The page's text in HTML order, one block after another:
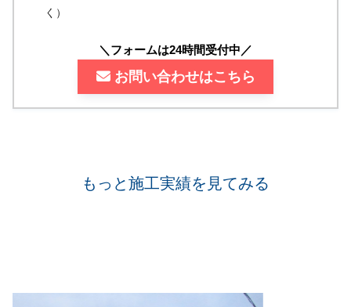
く）
＼フォームは24時間受付中／
お問い合わせはこちら
もっと施工実績を見てみる